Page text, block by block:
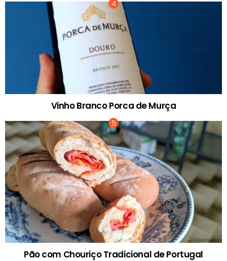
Vinho Branco Porca de Murça
Pão com Chouriço Tradicional de Portugal